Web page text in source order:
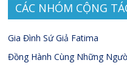
CÁC NHÓM CỘNG
Gia Đình Sứ Giả Fatima
Đồng Hành Cùng Những